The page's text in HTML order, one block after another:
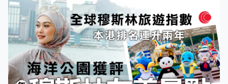
店玩。可能地方大一些，玩就不會覺得很多人，毋須很早
預約、要排隊排很久，但要小心看好小朋友。」陳先生：
「只是去深圳，（記者：深圳是否多人？）深圳也不是很
多人，也是去看看博物館。」EDWARD：「沒甚麼特別地
方特別喜歡，整體上也不錯。（記者：翌日要上學？）
對、我不想上學。（記者：為甚麼？）不知道為何、就是
不想。（記者：晚上能入睡？）能入睡、是不想那麼早起